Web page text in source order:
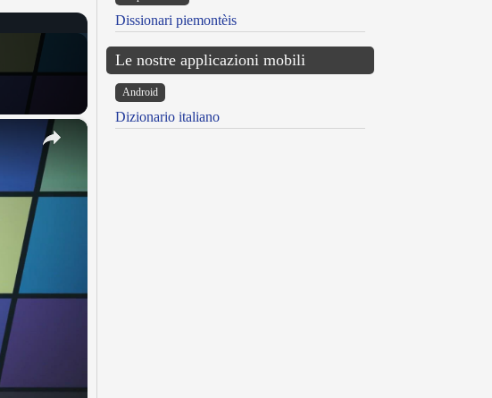
×
Dissionari piemontèis
Le nostre applicazioni mobili
Android
Dizionario italiano